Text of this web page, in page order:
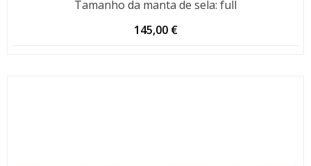
Tamanho da manta de sela: full
145,00 €